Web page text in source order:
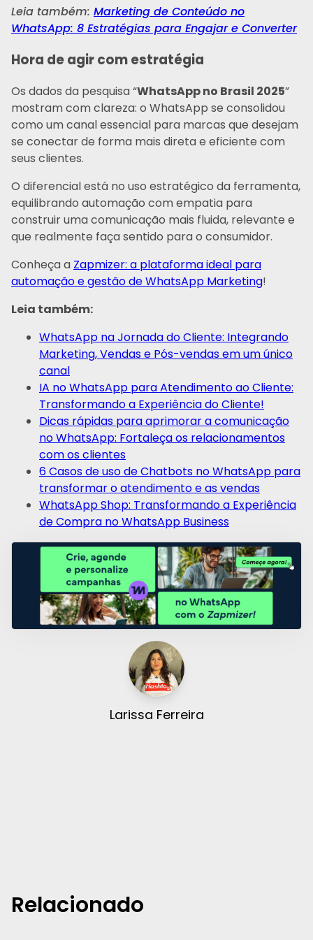
Leia também: Marketing de Conteúdo no
WhatsApp: 8 Estratégias para Engajar e Converter
Hora de agir com estratégia
Os dados da pesquisa “WhatsApp no Brasil 2025”
mostram com clareza: o WhatsApp se consolidou
como um canal essencial para marcas que desejam
se conectar de forma mais direta e eficiente com
seus clientes.
O diferencial está no uso estratégico da ferramenta,
equilibrando automação com empatia para
construir uma comunicação mais fluida, relevante e
que realmente faça sentido para o consumidor.
Conheça a Zapmizer: a plataforma ideal para
automação e gestão de WhatsApp Marketing!
Leia também:
WhatsApp na Jornada do Cliente: Integrando
Marketing, Vendas e Pós-vendas em um único
canal
IA no WhatsApp para Atendimento ao Cliente:
Transformando a Experiência do Cliente!
Dicas rápidas para aprimorar a comunicação
no WhatsApp: Fortaleça os relacionamentos
com os clientes
6 Casos de uso de Chatbots no WhatsApp para
transformar o atendimento e as vendas
WhatsApp Shop: Transformando a Experiência
de Compra no WhatsApp Business
Larissa Ferreira
Relacionado